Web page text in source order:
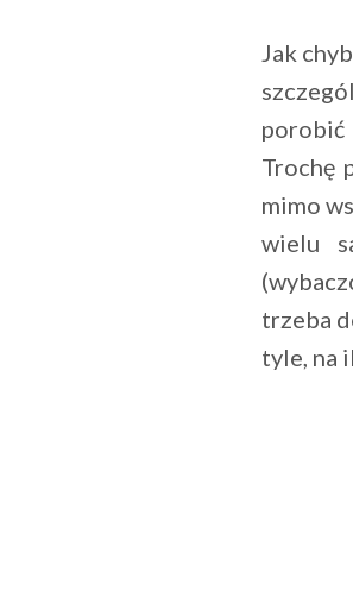
Jak
porobić
Trochę
mimo
wielu
trzeba
tyle, na